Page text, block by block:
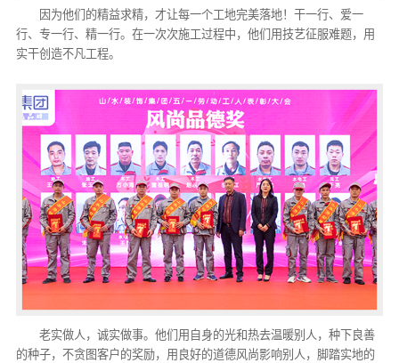
因为他们的精益求精，才让每一个工地完美落地！干一行、爱一
行、专一行、精一行。在一次次施工过程中，他们用技艺征服难题，用
实干创造不凡工程。
老实做人，诚实做事。他们用自身的光和热去温暖别人，种下良善
的种子，不贪图客户的奖励，用良好的道德风尚影响别人，脚踏实地的